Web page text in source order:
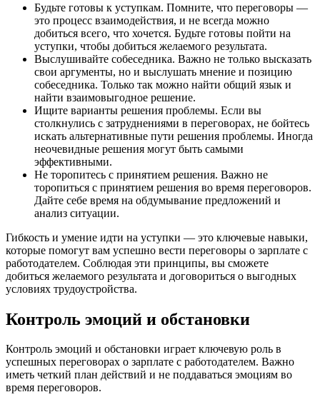
Будьте готовы к уступкам. Помните, что переговоры —
это процесс взаимодействия, и не всегда можно
добиться всего, что хочется. Будьте готовы пойти на
уступки, чтобы добиться желаемого результата.
Выслушивайте собеседника. Важно не только высказать
свои аргументы, но и выслушать мнение и позицию
собеседника. Только так можно найти общий язык и
найти взаимовыгодное решение.
Ищите варианты решения проблемы. Если вы
столкнулись с затруднениями в переговорах, не бойтесь
искать альтернативные пути решения проблемы. Иногда
неочевидные решения могут быть самыми
эффективными.
Не торопитесь с принятием решения. Важно не
торопиться с принятием решения во время переговоров.
Дайте себе время на обдумывание предложений и
анализ ситуации.
Гибкость и умение идти на уступки — это ключевые навыки,
которые помогут вам успешно вести переговоры о зарплате с
работодателем. Соблюдая эти принципы, вы сможете
добиться желаемого результата и договориться о выгодных
условиях трудоустройства.
Контроль эмоций и обстановки
Контроль эмоций и обстановки играет ключевую роль в
успешных переговорах о зарплате с работодателем. Важно
иметь четкий план действий и не поддаваться эмоциям во
время переговоров.